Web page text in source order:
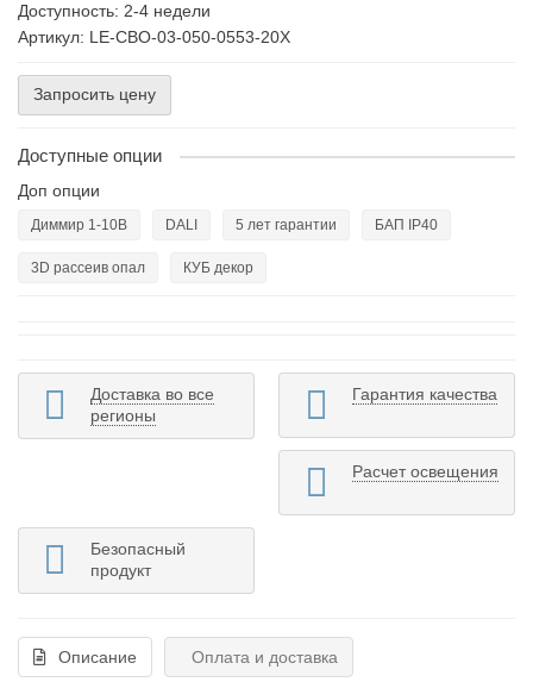
Доступность: 2-4 недели
Артикул: LE-СВО-03-050-0553-20Х
Запросить цену
Доступные опции
Доп опции
Диммир 1-10В DALI 5 лет гарантии БАП IP40
3D рассеив опал КУБ декор
Доставка во все
регионы
Гарантия качества
Расчет освещения
Безопасный
продукт
Описание Оплата и доставка